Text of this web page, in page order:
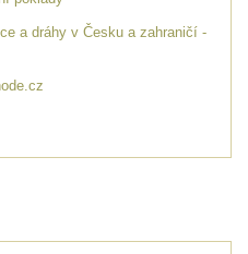
a dráhy v Česku a zahraničí -